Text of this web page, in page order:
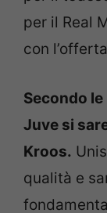
per il Real
con
Secondo
Juve si
Kroos.
qualità e